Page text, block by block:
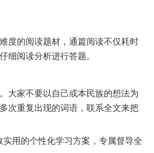
度的阅读题材，通篇阅读不仅耗时
阅读分析进行答题。
大家不要以自己或本民族的想法为
次重复出现的词语，联系全文来把
用的个性化学习方案，专属督导全